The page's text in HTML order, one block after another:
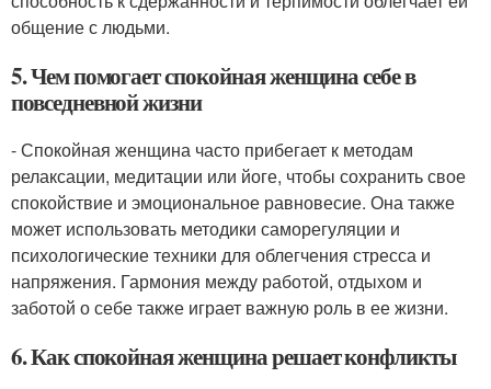
общение с людьми.
5. Чем помогает спокойная женщина себе в
повседневной жизни
- Спокойная женщина часто прибегает к методам
релаксации, медитации или йоге, чтобы сохранить свое
спокойствие и эмоциональное равновесие. Она также
может использовать методики саморегуляции и
психологические техники для облегчения стресса и
напряжения. Гармония между работой, отдыхом и
заботой о себе также играет важную роль в ее жизни.
6. Как спокойная женщина решает конфликты